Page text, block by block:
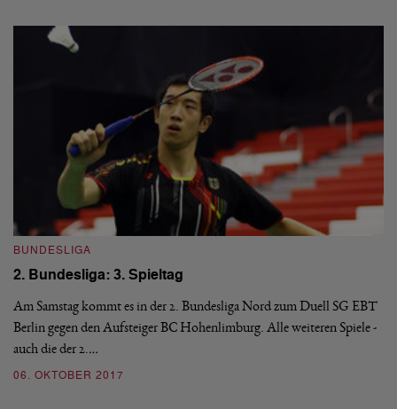
BUNDESLIGA
2. Bundesliga: 3. Spieltag
Am Samstag kommt es in der 2. Bundesliga Nord zum Duell SG EBT
Berlin gegen den Aufsteiger BC Hohenlimburg. Alle weiteren Spiele -
auch die der 2.…
06. OKTOBER 2017